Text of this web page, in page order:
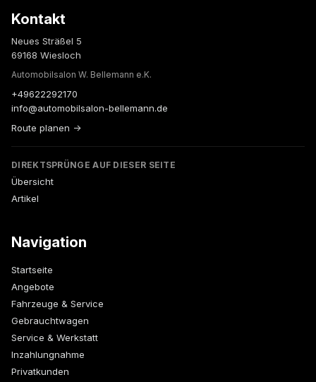
Kontakt
Neues Sträßel 5
69168 Wiesloch
Automobilsalon W. Bellemann e.K.
+49622292170
info@automobilsalon-bellemann.de
Route planen →
DIREKTSPRÜNGE AUF DIESER SEITE
Übersicht
Artikel
Navigation
Startseite
Angebote
Fahrzeuge & Service
Gebrauchtwagen
Service & Werkstatt
Inzahlungnahme
Privatkunden